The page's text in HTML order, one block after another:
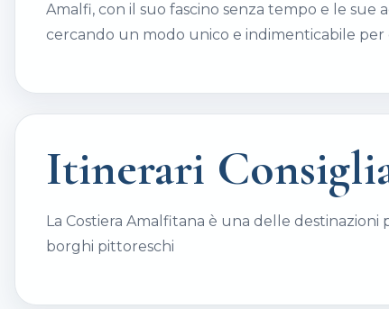
Amalfi, con il suo fascino senza tempo e le sue
cercando un modo unico e indimenticabile per
Itinerari
La Costiera Amalfitana è una delle
borghi pittoreschi